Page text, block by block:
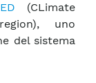
(CLimate
uno
del sistema